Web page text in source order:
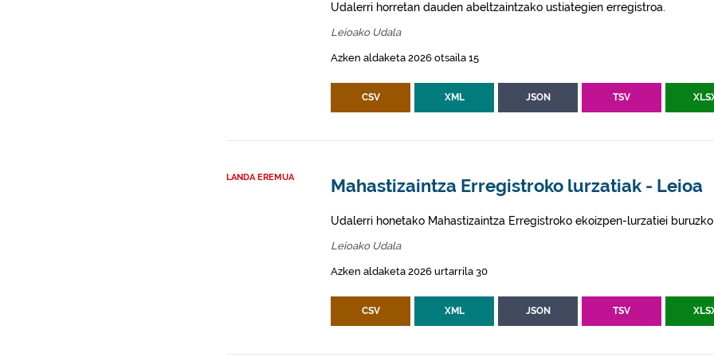
Udalerri horretan dauden abeltzaintzako ustiategien erregistroa.
Leioako Udala
Azken aldaketa 2026 otsaila 15
CSV XML JSON TSV
LANDA EREMUA Mahastizaintza Erregistroko lurzatiak - Leioa
Udalerri honetako Mahastizaintza Erregistroko ekoizpen-lurzatiei
Leioako Udala
Azken aldaketa 2026 urtarrila 30
CSV XML JSON TSV